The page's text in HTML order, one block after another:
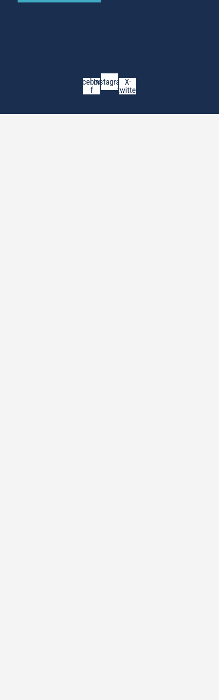
Facebook-
f
InstagramX-
twitter